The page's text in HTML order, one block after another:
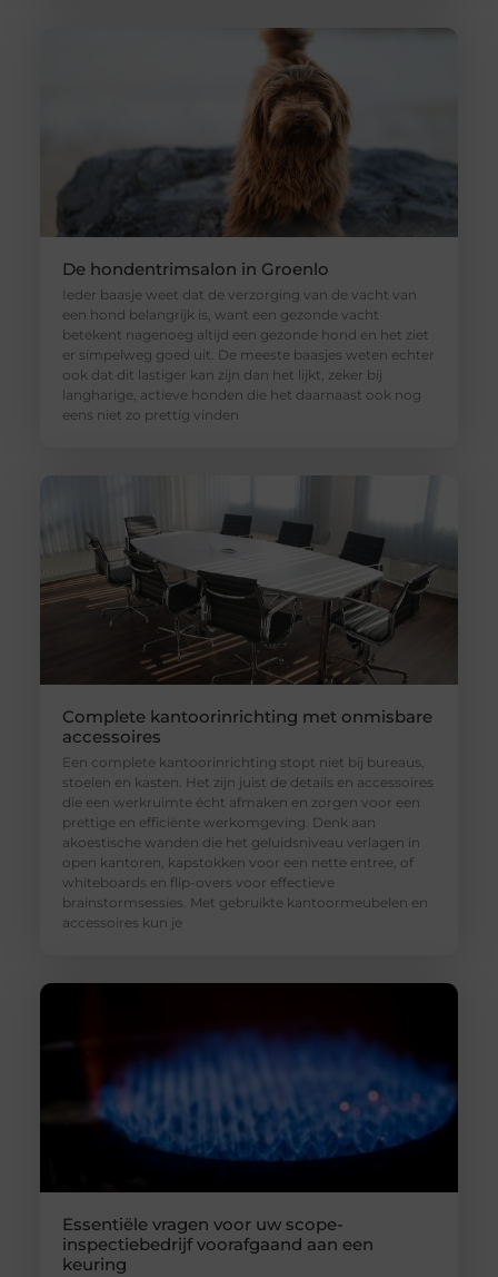
De hondentrimsalon in Groenlo
Ieder baasje weet dat de verzorging van de vacht van
een hond belangrijk is, want een gezonde vacht
betekent nagenoeg altijd een gezonde hond en het ziet
er simpelweg goed uit. De meeste baasjes weten echter
ook dat dit lastiger kan zijn dan het lijkt, zeker bij
langharige, actieve honden die het daarnaast ook nog
eens niet zo prettig vinden
Complete kantoorinrichting met onmisbare
accessoires
Een complete kantoorinrichting stopt niet bij bureaus,
stoelen en kasten. Het zijn juist de details en accessoires
die een werkruimte écht afmaken en zorgen voor een
prettige en efficiënte werkomgeving. Denk aan
akoestische wanden die het geluidsniveau verlagen in
open kantoren, kapstokken voor een nette entree, of
whiteboards en flip-overs voor effectieve
brainstormsessies. Met gebruikte kantoormeubelen en
accessoires kun je
Essentiële vragen voor uw scope-
inspectiebedrijf voorafgaand aan een
keuring